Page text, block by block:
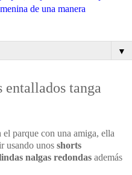
de una manera
▼
entallados tanga
el parque con una amiga, ella
usando unos shorts
nalgas redondas además